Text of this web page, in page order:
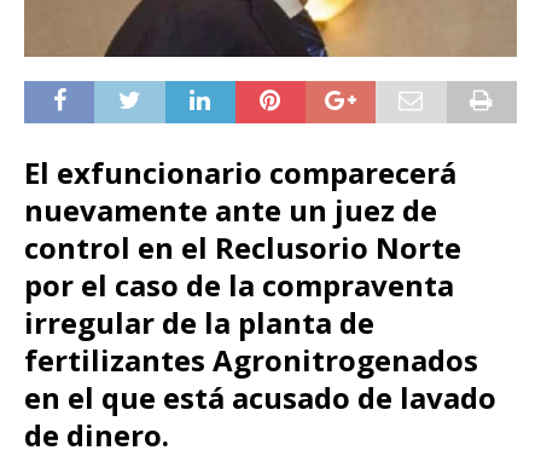
El exfuncionario comparecerá
nuevamente ante un juez de
control en el Reclusorio Norte
por el caso de la compraventa
irregular de la planta de
fertilizantes Agronitrogenados
en el que está acusado de lavado
de dinero.